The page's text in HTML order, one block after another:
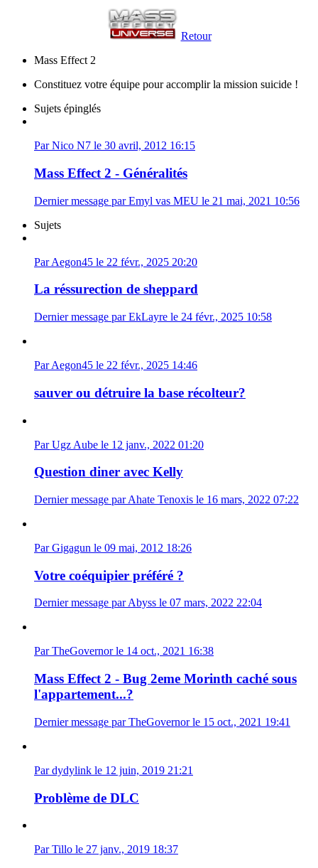
Retour
Mass Effect 2
Constituez votre équipe pour accomplir la mission suicide !
Sujets épinglés
Par Nico N7 le 30 avril, 2012 16:15
Mass Effect 2 - Généralités
Dernier message par Emyl vas MEU le 21 mai, 2021 10:56
Sujets
Par Aegon45 le 22 févr., 2025 20:20
La réssurection de sheppard
Dernier message par EkLayre le 24 févr., 2025 10:58
Par Aegon45 le 22 févr., 2025 14:46
sauver ou détruire la base récolteur?
Par Ugz Aube le 12 janv., 2022 01:20
Question diner avec Kelly
Dernier message par Ahate Tenoxis le 16 mars, 2022 07:22
Par Gigagun le 09 mai, 2012 18:26
Votre coéquipier préféré ?
Dernier message par Abyss le 07 mars, 2022 22:04
Par TheGovernor le 14 oct., 2021 16:38
Mass Effect 2 - Bug 2eme Morinth caché sous
l'appartement...?
Dernier message par TheGovernor le 15 oct., 2021 19:41
Par dydylink le 12 juin, 2019 21:21
Problème de DLC
Par Tillo le 27 janv., 2019 18:37